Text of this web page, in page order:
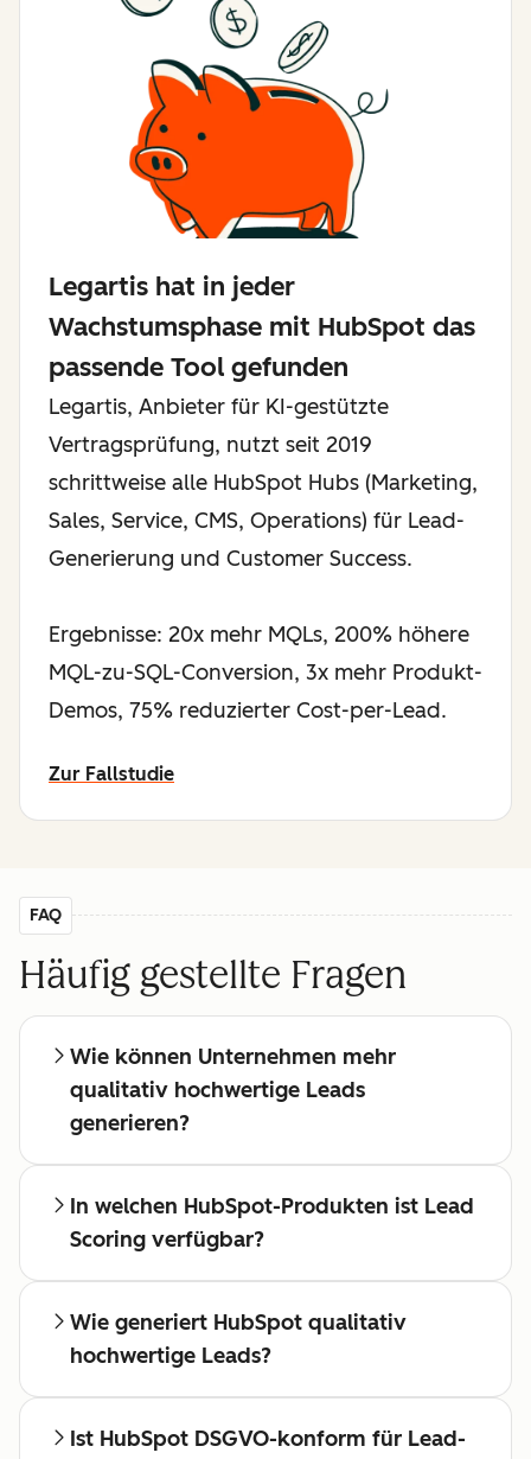
Legartis hat in jeder
Wachstumsphase mit HubSpot das
passende Tool gefunden
Legartis, Anbieter für KI-gestützte
Vertragsprüfung, nutzt seit 2019
schrittweise alle HubSpot Hubs (Marketing,
Sales, Service, CMS, Operations) für Lead-
Generierung und Customer Success.
Ergebnisse: 20x mehr MQLs, 200% höhere
MQL-zu-SQL-Conversion, 3x mehr Produkt-
Demos, 75% reduzierter Cost-per-Lead.
Zur Fallstudie
FAQ
Häufig gestellte Fragen
Wie können Unternehmen mehr
qualitativ hochwertige Leads
generieren?
In welchen HubSpot-Produkten ist Lead
Scoring verfügbar?
Wie generiert HubSpot qualitativ
hochwertige Leads?
Ist HubSpot DSGVO-konform für Lead-